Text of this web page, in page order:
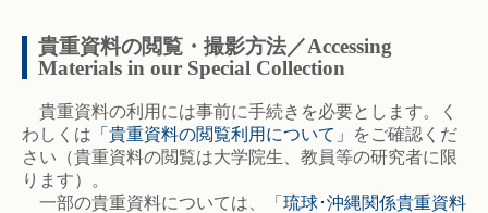
貴重資料の閲覧・撮影方法／Accessing
Materials in our Special Collection
貴重資料の利用には事前に手続きを必要とします。く
わしくは 「貴重資料の閲覧利用について」
をご確認くだ
さい（貴重資料の閲覧は大学院生、教員等の研究者に限
ります）。
一部の貴重資料については、「 琉球･沖縄関係貴重資料